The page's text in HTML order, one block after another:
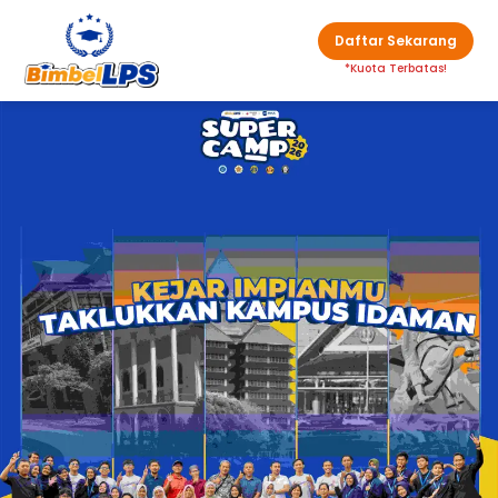
Daftar Sekarang
*Kuota Terbatas!